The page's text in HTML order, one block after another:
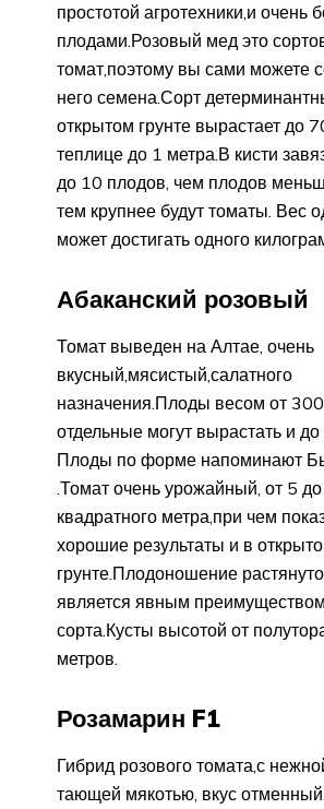
простотой агротехники,и очень
плодами.Розовый мед это
томат,поэтому вы сами можете
него семена.Сорт
открытом грунте вырастает до
теплице до 1 метра.В кисти
до 10 плодов, чем плодов
тем крупнее будут томаты. Вес
может достигать одного
Абаканский розовый
Томат выведен на Алтае, очень
вкусный,мясистый,салатного
назначения.Плоды весом от 300
отдельные могут вырастать и до
Плоды по форме напоминают
.Томат очень урожайный, от 5 до
квадратного метра,при чем
хорошие результаты и в
грунте.Плодоношение
является явным
сорта.Кусты высотой от
метров.
Розамарин F1
Гибрид розового томата,с
тающей мякотью, вкус